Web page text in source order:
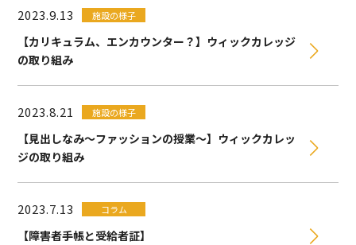
2023.9.13 施設の様子
【カリキュラム、エンカウンター？】ウィックカレッジ
の取り組み
2023.8.21 施設の様子
【見出しなみ〜ファッションの授業〜】ウィックカレッ
ジの取り組み
2023.7.13 コラム
【障害者手帳と受給者証】